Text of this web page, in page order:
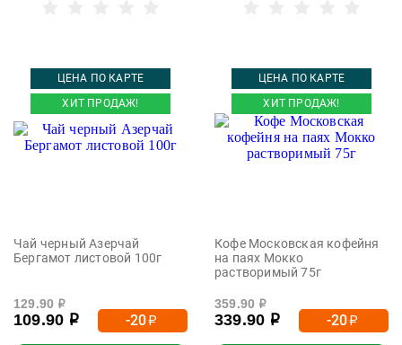
ЦЕНА ПО КАРТЕ
ХИТ ПРОДАЖ!
Чай черный Азерчай
Бергамот листовой 100г
129.90 р
109.90 р -20р
ЦЕНА ПО КАРТЕ
ХИТ ПРОДАЖ!
Кофе Московская кофейня
на паях Мокко
растворимый 75г
359.90 р
339.90 р -20р